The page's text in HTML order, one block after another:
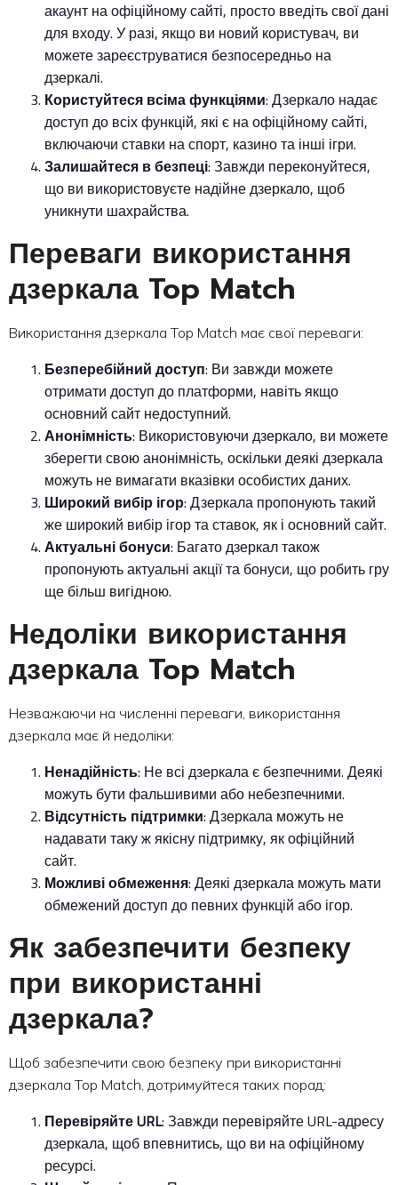
акаунт на офіційному сайті, просто введіть свої дані
для входу. У разі, якщо ви новий користувач, ви
можете зареєструватися безпосередньо на
дзеркалі.
Користуйтеся всіма функціями: Дзеркало надає
доступ до всіх функцій, які є на офіційному сайті,
включаючи ставки на спорт, казино та інші ігри.
Залишайтеся в безпеці: Завжди переконуйтеся,
що ви використовуєте надійне дзеркало, щоб
уникнути шахрайства.
Переваги використання
дзеркала Top Match
Використання дзеркала Top Match має свої переваги:
Безперебійний доступ: Ви завжди можете
отримати доступ до платформи, навіть якщо
основний сайт недоступний.
Анонімність: Використовуючи дзеркало, ви можете
зберегти свою анонімність, оскільки деякі дзеркала
можуть не вимагати вказівки особистих даних.
Широкий вибір ігор: Дзеркала пропонують такий
же широкий вибір ігор та ставок, як і основний сайт.
Актуальні бонуси: Багато дзеркал також
пропонують актуальні акції та бонуси, що робить гру
ще більш вигідною.
Недоліки використання
дзеркала Top Match
Незважаючи на численні переваги, використання
дзеркала має й недоліки:
Ненадійність: Не всі дзеркала є безпечними. Деякі
можуть бути фальшивими або небезпечними.
Відсутність підтримки: Дзеркала можуть не
надавати таку ж якісну підтримку, як офіційний
сайт.
Можливі обмеження: Деякі дзеркала можуть мати
обмежений доступ до певних функцій або ігор.
Як забезпечити безпеку
при використанні
дзеркала?
Щоб забезпечити свою безпеку при використанні
дзеркала Top Match, дотримуйтеся таких порад:
Перевіряйте URL: Завжди перевіряйте URL-адресу
дзеркала, щоб впевнитись, що ви на офіційному
ресурсі.